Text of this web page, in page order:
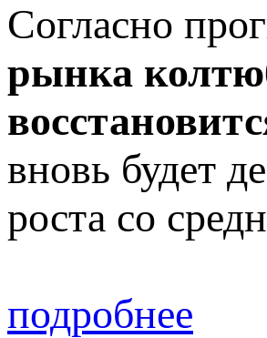
Согласно
рынка
вновь будет
роста со
подробнее